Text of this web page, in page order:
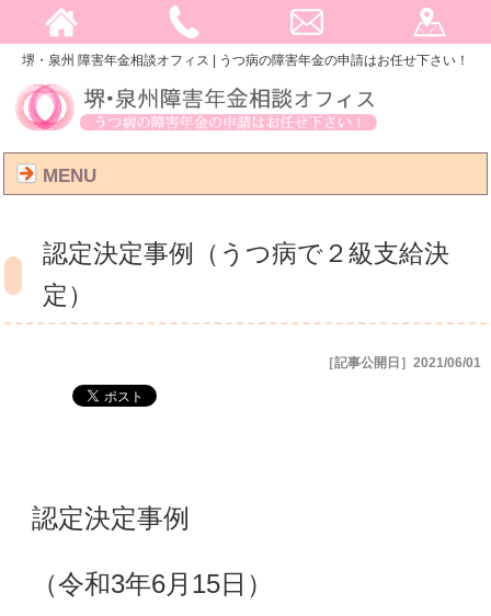
堺・泉州 障害年金相談オフィス | うつ病の障害年金の申請はお任せ下さい！
MENU
認定決定事例（うつ病で２級支給決
定）
［記事公開日］2021/06/01
認定決定事例
（令和3年6月15日）